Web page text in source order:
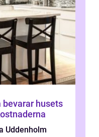
bevarar husets
Uddenholm